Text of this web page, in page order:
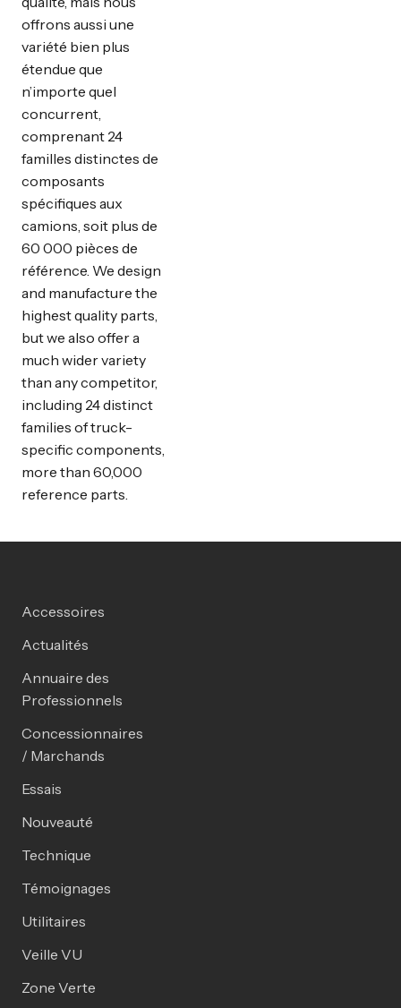
offrons aussi une
variété bien plus
étendue que
n’importe quel
concurrent,
comprenant 24
familles distinctes de
composants
spécifiques aux
camions, soit plus de
60 000 pièces de
référence. We design
and manufacture the
highest quality parts,
but we also offer a
much wider variety
than any competitor,
including 24 distinct
families of truck-
specific components,
more than 60,000
reference parts.
Accessoires
Actualités
Annuaire des
Professionnels
Concessionnaires
/ Marchands
Essais
Nouveauté
Technique
Témoignages
Utilitaires
Veille VU
Zone Verte